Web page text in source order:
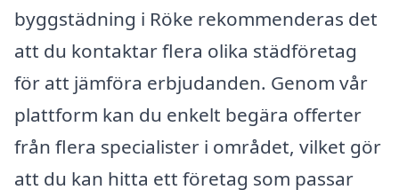
byggstädning i Röke rekommenderas det
att du kontaktar flera olika städföretag
för att jämföra erbjudanden. Genom vår
plattform kan du enkelt begära offerter
från flera specialister i området, vilket gör
att du kan hitta ett företag som passar